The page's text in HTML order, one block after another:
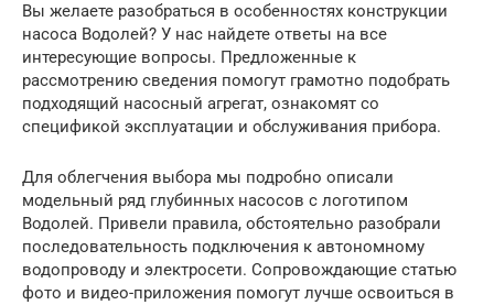
Вы желаете разобраться в особенностях конструкции
насоса Водолей? У нас найдете ответы на все
интересующие вопросы. Предложенные к
рассмотрению сведения помогут грамотно подобрать
подходящий насосный агрегат, ознакомят со
спецификой эксплуатации и обслуживания прибора.
Для облегчения выбора мы подробно описали
модельный ряд глубинных насосов с логотипом
Водолей. Привели правила, обстоятельно разобрали
последовательность подключения к автономному
водопроводу и электросети. Сопровождающие статью
фото и видео-приложения помогут лучше освоиться в